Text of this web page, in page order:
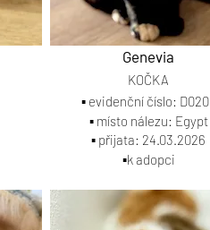
Genevia
▪️ evidenční číslo: D020
▪️ místo nálezu: Egypt
▪️ přijata: 24.03.2026
▪️k adopci
KOČKA